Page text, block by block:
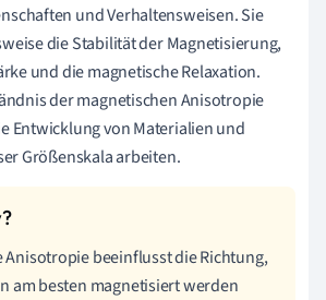
und Verhaltensweisen. Sie
die Stabilität der Magnetisierung,
und die magnetische Relaxation.
der magnetischen Anisotropie
Entwicklung von Materialien und
Größenskala arbeiten.
Anisotropie beeinflusst die Richtung,
am besten magnetisiert werden